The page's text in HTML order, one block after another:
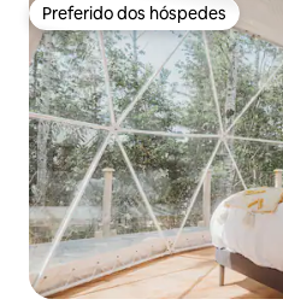
Preferido dos hóspedes
Preferido dos hóspedes